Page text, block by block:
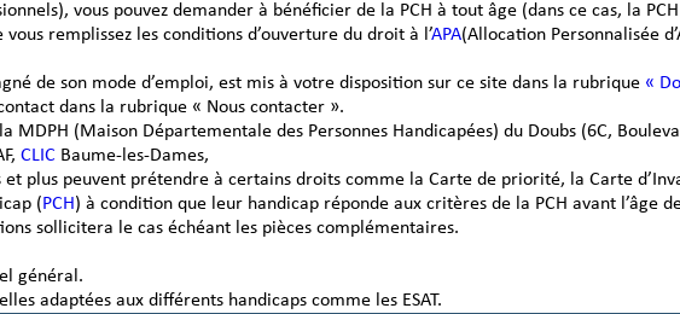
?
pour faire une demande
Mobilité Inclusion)
vous pouvez demander à bénéficier de la PCH à tout âge (dans ce cas, la
remplissez les conditions d’ouverture du droit à l’APA(Allocation Personnalisée
de son mode d’emploi, est mis à votre disposition sur ce site dans la rubrique «
dans la rubrique « Nous contacter ».
MDPH (Maison Départementale des Personnes Handicapées) du Doubs (6C,
CLIC Baume-les-Dames,
et plus peuvent prétendre à certains droits comme la Carte de priorité, la Carte
(PCH) à condition que leur handicap réponde aux critères de la PCH avant l’âge
sollicitera le cas échéant les pièces complémentaires.
général.
adaptées aux différents handicaps comme les ESAT.